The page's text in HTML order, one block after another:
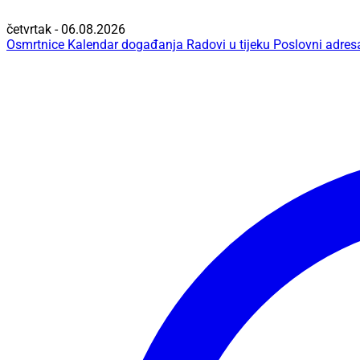
četvrtak - 06.08.2026
Osmrtnice Kalendar događanja Radovi u tijeku Poslovni